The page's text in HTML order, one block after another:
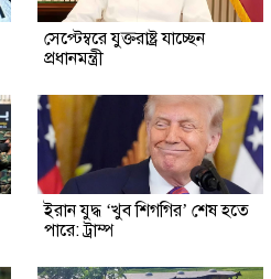
সেপ্টেম্বরে যুক্তরাষ্ট্র যাচ্ছেন
প্রধানমন্ত্রী
ইরান যুদ্ধ ‘খুব শিগগির’ শেষ হতে
পারে: ট্রাম্প